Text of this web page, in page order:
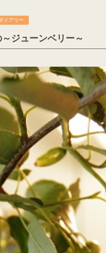
イアリー
ジューンベリー～